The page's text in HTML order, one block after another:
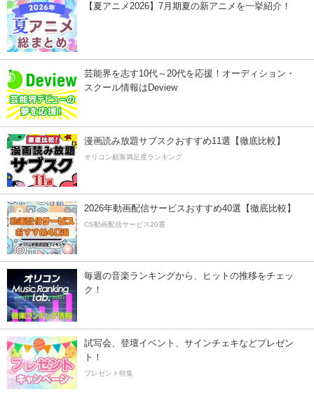
【夏アニメ2026】7月期夏の新アニメを一挙紹介！
芸能界を志す10代～20代を応援！オーディション・
スクール情報はDeview
漫画読み放題サブスクおすすめ11選【徹底比較】
オリコン顧客満足度ランキング
2026年動画配信サービスおすすめ40選【徹底比較】
CS動画配信サービス20選
毎週の音楽ランキングから、ヒットの推移をチェッ
ク！
試写会、登壇イベント、サインチェキなどプレゼン
ト！
プレゼント特集